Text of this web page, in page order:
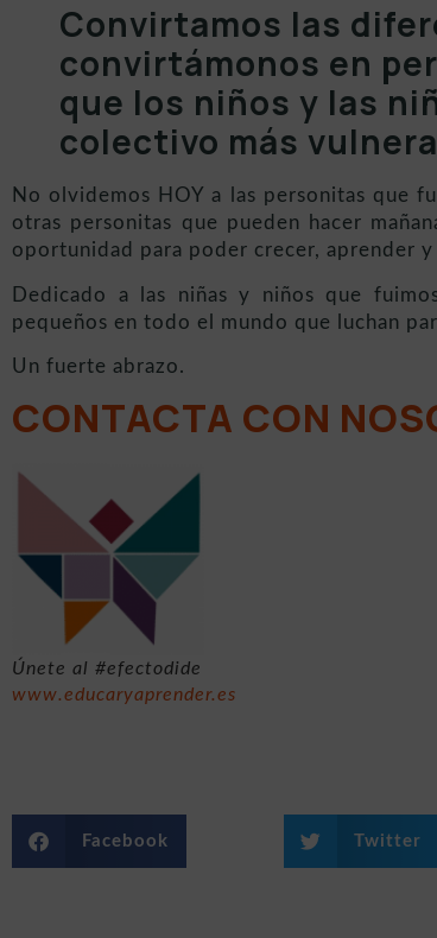
Convirtamos las
convirtámonos en
que los niños y las
colectivo más
No olvidemos HOY a las personitas que
otras personitas que pueden hacer
oportunidad para poder crecer, aprender y
Dedicado a las niñas y niños que
pequeños en todo el mundo que luchan
Un fuerte abrazo.
CONTACTA CON
Únete al #efectodide
www.educaryaprender.es
Facebook Twitter